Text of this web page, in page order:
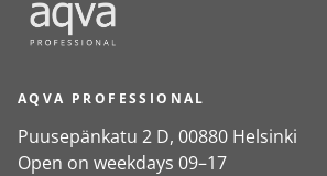
AQVA PROFESSIONAL
Puusepänkatu 2 D, 00880 Helsinki
Open on weekdays 09–17